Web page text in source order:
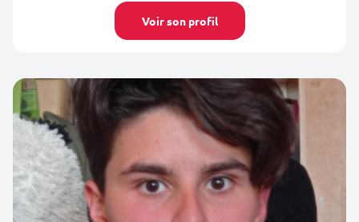
Voir son profil